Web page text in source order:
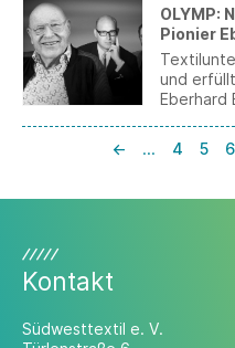
OLYMP:
Pionier
und
Eberhard
sowie
seinen
← … 4 5 6
Kontakt
Südwesttextil e. V.